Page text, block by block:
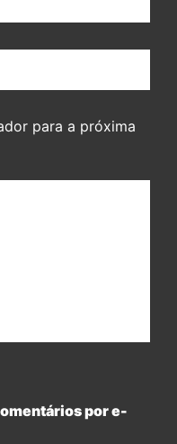
para a próxima
por e-